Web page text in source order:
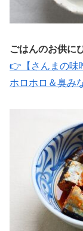
ごはんのお供に
👉【さんまの味
ホロホロ＆臭み